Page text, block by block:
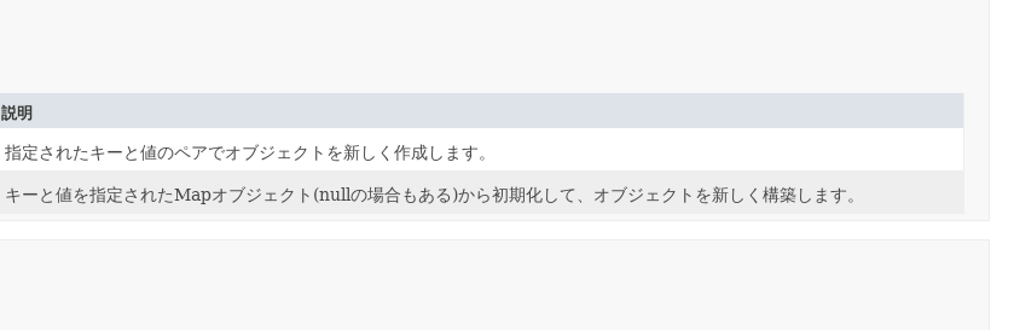
説明
指定されたキーと値のペアでオブジェクトを新しく作成します。
キーと値を指定されたMapオブジェクト(nullの場合もある)から初期化して、オブジェクトを新しく構築します。